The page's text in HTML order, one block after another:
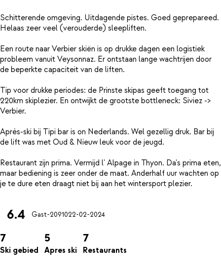
Schitterende omgeving. Uitdagende pistes. Goed geprepareed.
Helaas zeer veel (verouderde) sleepliften.
Een route naar Verbier skiën is op drukke dagen een logistiek
probleem vanuit Veysonnaz. Er ontstaan lange wachtrijen door
de beperkte capaciteit van de liften.
Tip voor drukke periodes: de Prinste skipas geeft toegang tot
220km skiplezier. En ontwijkt de grootste bottleneck: Siviez ->
Verbier.
Après-ski bij Tipi bar is on Nederlands. Wel gezellig druk. Bar bij
de lift was met Oud & Nieuw leuk voor de jeugd.
Restaurant zijn prima. Vermijd l' Alpage in Thyon. Da's prima eten,
maar bediening is zeer onder de maat. Anderhalf uur wachten op
6.4 Gast-2091022-02-2024
7
Ski gebied
5
Apres ski
7
Restaurants